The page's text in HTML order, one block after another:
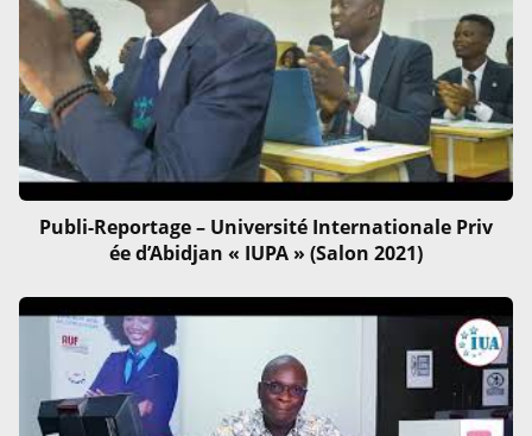
Publi-Reportage – Université Internationale Priv
ée d’Abidjan « IUPA » (Salon 2021)